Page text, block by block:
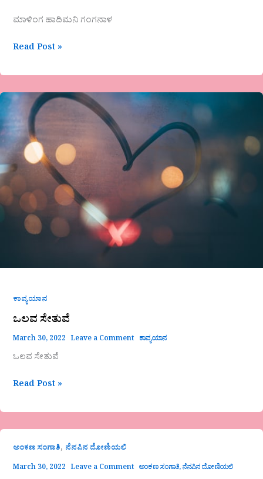
ಮಾಳಿಂಗ ಹಾದಿಮನಿ ಗಂಗನಾಳ
Read Post »
ಕಾವ್ಯಯಾನ
ಒಲವ ಸೇತುವೆ
March 30, 2022 Leave a Comment ಕಾವ್ಯಯಾನ
ಒಲವ ಸೇತುವೆ
ಒಲವ
ಸೇತುವೆ
Read Post »
ಅಂಕಣ ಸಂಗಾತಿ, ನೆನಪಿನ ದೋಣಿಯಲಿ
March 30, 2022 Leave a Comment ಅಂಕಣ ಸಂಗಾತಿ,ನೆನಪಿನ ದೋಣಿಯಲಿ